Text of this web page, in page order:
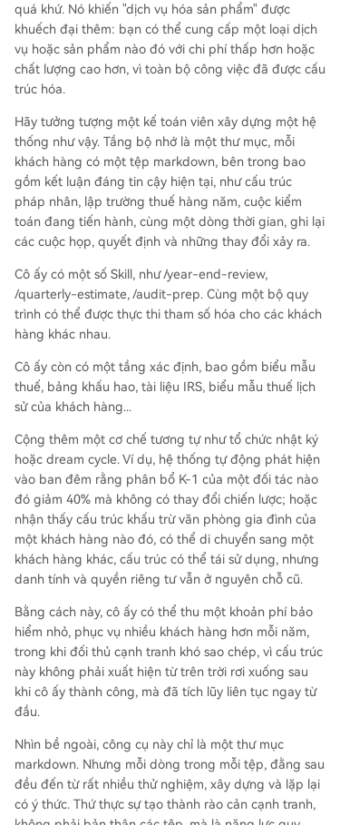
quá khứ. Nó khiến "dịch vụ hóa sản phẩm" được
khuếch đại thêm: bạn có thể cung cấp một loại dịch
vụ hoặc sản phẩm nào đó với chi phí thấp hơn hoặc
chất lượng cao hơn, vì toàn bộ công việc đã được cấu
trúc hóa.
Hãy tưởng tượng một kế toán viên xây dựng một hệ
thống như vậy. Tầng bộ nhớ là một thư mục, mỗi
khách hàng có một tệp markdown, bên trong bao
gồm kết luận đáng tin cậy hiện tại, như cấu trúc
pháp nhân, lập trường thuế hàng năm, cuộc kiểm
toán đang tiến hành, cùng một dòng thời gian, ghi lại
các cuộc họp, quyết định và những thay đổi xảy ra.
Cô ấy có một số Skill, như /year-end-review,
/quarterly-estimate, /audit-prep. Cùng một bộ quy
trình có thể được thực thi tham số hóa cho các khách
hàng khác nhau.
Cô ấy còn có một tầng xác định, bao gồm biểu mẫu
thuế, bảng khấu hao, tài liệu IRS, biểu mẫu thuế lịch
sử của khách hàng...
Cộng thêm một cơ chế tương tự như tổ chức nhật ký
hoặc dream cycle. Ví dụ, hệ thống tự động phát hiện
vào ban đêm rằng phân bổ K-1 của một đối tác nào
đó giảm 40% mà không có thay đổi chiến lược; hoặc
nhận thấy cấu trúc khấu trừ văn phòng gia đình của
một khách hàng nào đó, có thể di chuyển sang một
khách hàng khác, cấu trúc có thể tái sử dụng, nhưng
danh tính và quyền riêng tư vẫn ở nguyên chỗ cũ.
Bằng cách này, cô ấy có thể thu một khoản phí bảo
hiểm nhỏ, phục vụ nhiều khách hàng hơn mỗi năm,
trong khi đối thủ cạnh tranh khó sao chép, vì cấu trúc
này không phải xuất hiện từ trên trời rơi xuống sau
khi cô ấy thành công, mà đã tích lũy liên tục ngay từ
đầu.
Nhìn bề ngoài, công cụ này chỉ là một thư mục
markdown. Nhưng mỗi dòng trong mỗi tệp, đằng sau
đều đến từ rất nhiều thử nghiệm, xây dựng và lặp lại
có ý thức. Thứ thực sự tạo thành rào cản cạnh tranh,